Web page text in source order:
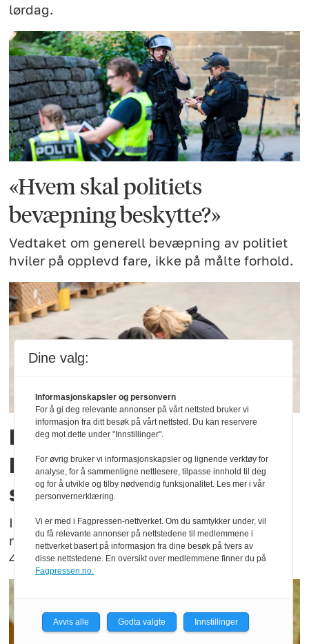
lørdag.
«Hvem skal politiets
bevæpning beskytte?»
Vedtaket om generell bevæpning av politiet
hviler på opplevd fare, ikke på målte forhold.
En tredjedels nedgang: -
Fører til mer narkotika i
samfunnet
I 2013 var det 63 ekvipasjer med
narkotikasøkshunder i Norge. I dag antallet
40.
Dine valg:
Informasjonskapsler og personvern
For å gi deg relevante annonser på vårt nettsted bruker vi
informasjon fra ditt besøk på vårt nettsted. Du kan reservere
deg mot dette under "Innstillinger".
For øvrig bruker vi informasjonskapsler og lignende verktøy for
analyse, for å sammenligne nettlesere, tilpasse innhold til deg
og for å utvikle og tilby nødvendig funksjonalitet. Les mer i vår
personvernerklæring.
Vi er med i Fagpressen-nettverket. Om du samtykker under, vil
du få relevante annonser på nettstedene til medlemmene i
nettverket basert på informasjon fra dine besøk på tvers av
disse nettstedene. En oversikt over medlemmene finner du på
Fagpressen.no.
Avvis alle Godta valgte Innstillinger